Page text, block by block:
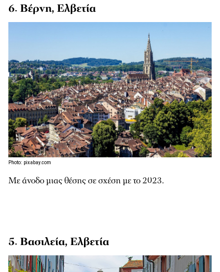
6. Βέρνη, Ελβετία
Photo: pixabay.com
Με άνοδο μιας θέσης σε σχέση με το 2023.
5. Βασιλεία, Ελβετία